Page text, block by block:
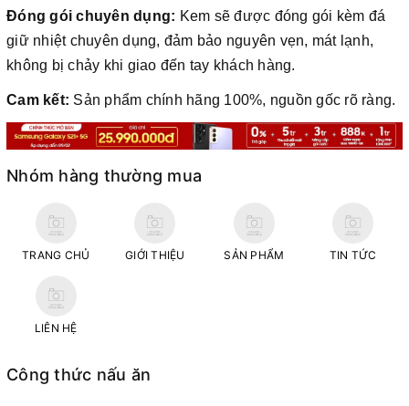
Đóng gói chuyên dụng: Kem sẽ được đóng gói kèm đá
giữ nhiệt chuyên dụng, đảm bảo nguyên vẹn, mát lạnh,
không bị chảy khi giao đến tay khách hàng.
Cam kết: Sản phẩm chính hãng 100%, nguồn gốc rõ ràng.
Nhóm hàng thường mua
TRANG CHỦ GIỚI THIỆU SẢN PHẨM TIN TỨC
LIÊN HỆ
Công thức nấu ăn